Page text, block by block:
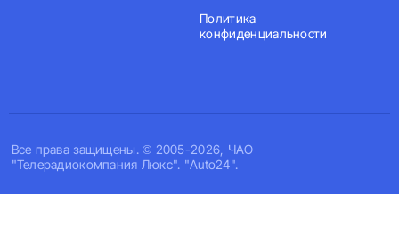
Все права защищены. © 2005-2026, ЧАО
"Телерадиокомпания Люкс". "Auto24".
Политика
конфиденциальности